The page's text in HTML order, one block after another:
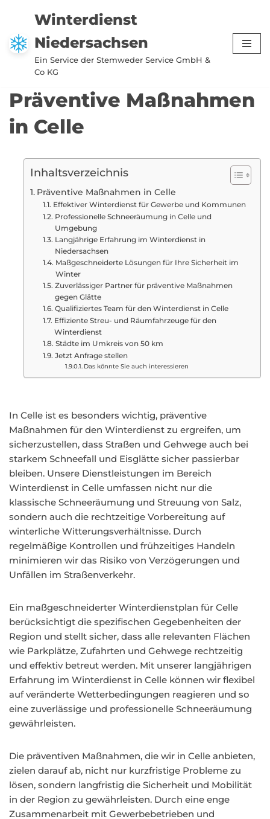
Zum
Inhalt
springen
Winterdienst
Niedersachsen
Ein Service der Stemweder Service GmbH &
Co KG
Präventive Maßnahmen
in Celle
Inhaltsverzeichnis
Präventive Maßnahmen in Celle
Effektiver Winterdienst für Gewerbe und Kommunen
Professionelle Schneeräumung in Celle und
Umgebung
Langjährige Erfahrung im Winterdienst in
Niedersachsen
Maßgeschneiderte Lösungen für Ihre Sicherheit im
Winter
Zuverlässiger Partner für präventive Maßnahmen
gegen Glätte
Qualifiziertes Team für den Winterdienst in Celle
Effiziente Streu- und Räumfahrzeuge für den
Winterdienst
Städte im Umkreis von 50 km
Jetzt Anfrage stellen
Das könnte Sie auch interessieren
In Celle ist es besonders wichtig, präventive
Maßnahmen für den Winterdienst zu ergreifen, um
sicherzustellen, dass Straßen und Gehwege auch bei
starkem Schneefall und Eisglätte sicher passierbar
bleiben. Unsere Dienstleistungen im Bereich
Winterdienst in Celle umfassen nicht nur die
klassische Schneeräumung und Streuung von Salz,
sondern auch die rechtzeitige Vorbereitung auf
winterliche Witterungsverhältnisse. Durch
regelmäßige Kontrollen und frühzeitiges Handeln
minimieren wir das Risiko von Verzögerungen und
Unfällen im Straßenverkehr.
Ein maßgeschneiderter Winterdienstplan für Celle
berücksichtigt die spezifischen Gegebenheiten der
Region und stellt sicher, dass alle relevanten Flächen
wie Parkplätze, Zufahrten und Gehwege rechtzeitig
und effektiv betreut werden. Mit unserer langjährigen
Erfahrung im Winterdienst in Celle können wir flexibel
auf veränderte Wetterbedingungen reagieren und so
eine zuverlässige und professionelle Schneeräumung
gewährleisten.
Die präventiven Maßnahmen, die wir in Celle anbieten,
zielen darauf ab, nicht nur kurzfristige Probleme zu
lösen, sondern langfristig die Sicherheit und Mobilität
in der Region zu gewährleisten. Durch eine enge
Zusammenarbeit mit Gewerbebetrieben und